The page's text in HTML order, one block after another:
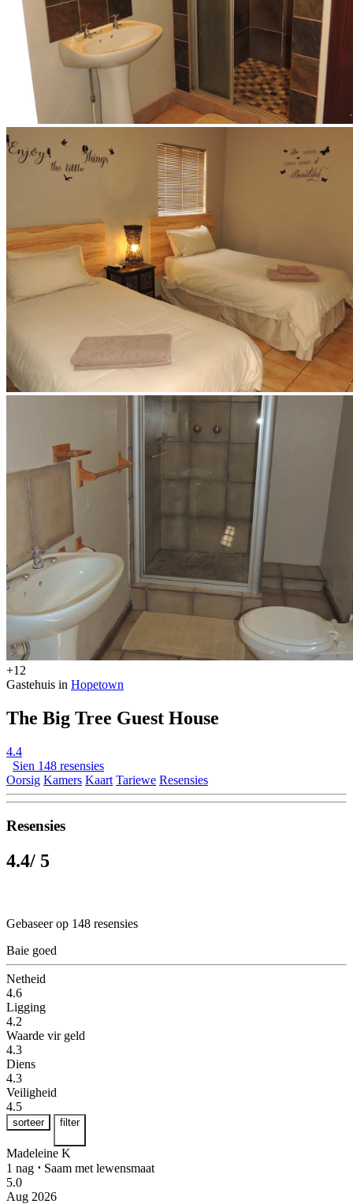
+12
Gastehuis in Hopetown
The Big Tree Guest House
4.4
Sien 148 resensies
Oorsig Kamers Kaart Tariewe Resensies
Resensies
4.4/ 5
Gebaseer op 148 resensies
Baie goed
Netheid
4.6
Ligging
4.2
Waarde vir geld
4.3
Diens
4.3
Veiligheid
4.5
sorteer filter
Madeleine K
1 nag ⋅ Saam met lewensmaat
5.0
Aug 2026